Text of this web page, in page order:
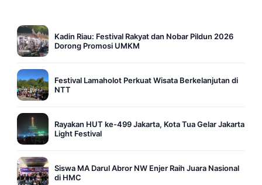
Kadin Riau: Festival Rakyat dan Nobar Pildun 2026
Dorong Promosi UMKM
Festival Lamaholot Perkuat Wisata Berkelanjutan di
NTT
Rayakan HUT ke-499 Jakarta, Kota Tua Gelar Jakarta
Light Festival
Siswa MA Darul Abror NW Enjer Raih Juara Nasional
di HMC